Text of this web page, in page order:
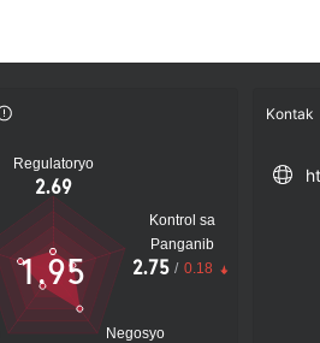
Regulatoryo
2.69
Negosyo
Kontrol sa
Panganib
2.75 / 0.18
1.95
Kontak